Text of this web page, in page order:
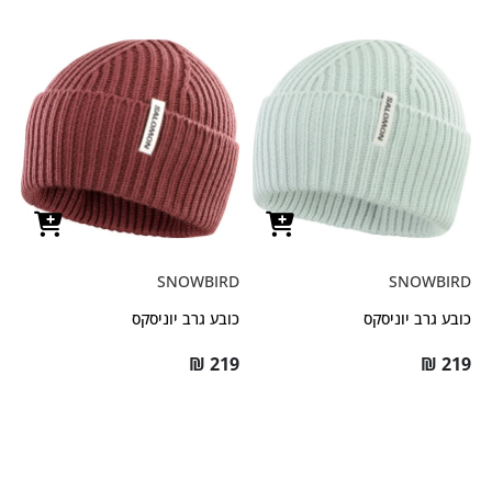
SNOWBIRD
כובע גרב יוניסקס
₪ 219
SNOWBIRD
כובע גרב יוניסקס
₪ 219